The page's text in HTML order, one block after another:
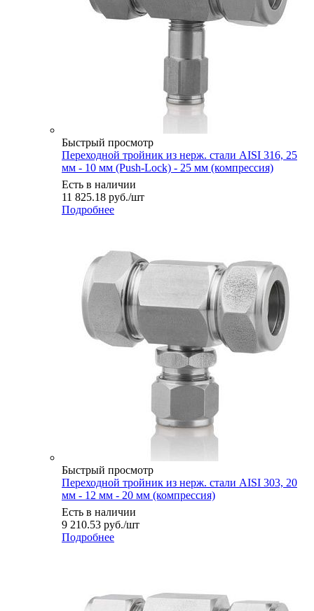
Быстрый просмотр
Переходной тройник из нерж. стали AISI 316, 25
мм - 10 мм (Push-Lock) - 25 мм (компрессия)
Есть в наличии
11 825.18 руб./шт
Подробнее
Быстрый просмотр
Переходной тройник из нерж. стали AISI 303, 20
мм - 12 мм - 20 мм (компрессия)
Есть в наличии
9 210.53 руб./шт
Подробнее